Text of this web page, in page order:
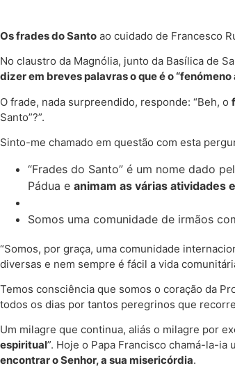
Os frades do Santo ao cuidado de Francesco
No claustro da Magnólia, junto da Basílica de
dizer em breves palavras o que é o
O frade, nada surpreendido, responde: “Beh, o
Santo”?”.
Sinto-me chamado em questão com esta
“Frades do Santo” é um nome dado
Pádua e animam as várias atividades
Somos uma comunidade de irmãos
“Somos, por graça, uma comunidade
diversas e nem sempre é fácil a vida
Temos consciência que somos o coração da
todos os dias por tantos peregrinos que
Um milagre que continua, aliás o milagre por
espiritual”. Hoje o Papa Francisco chamá-la-
encontrar o Senhor, a sua misericórdia.